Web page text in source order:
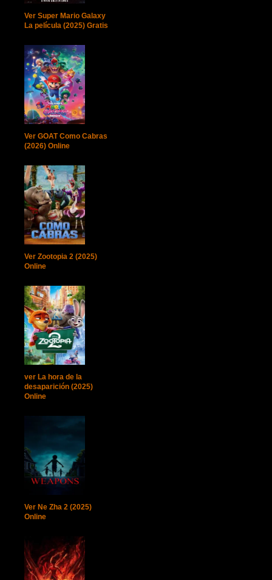
Ver Super Mario Galaxy
La película (2025) Gratis
Ver GOAT Como Cabras
(2026) Online
Ver Zootopia 2 (2025)
Online
ver La hora de la
desaparición (2025)
Online
Ver Ne Zha 2 (2025)
Online